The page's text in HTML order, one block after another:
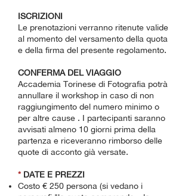
ISCRIZIONI
Le prenotazioni verranno ritenute valide
al momento del versamento della quota
e della firma del presente regolamento.
CONFERMA DEL VIAGGIO
Accademia Torinese di Fotografia potrà
annullare il workshop in caso di non
raggiungimento del numero minimo o
per altre cause . I partecipanti saranno
avvisati almeno 10 giorni prima della
partenza e riceveranno rimborso delle
quote di acconto già versate.
* DATE E PREZZI
Costo € 250 persona (si vedano i